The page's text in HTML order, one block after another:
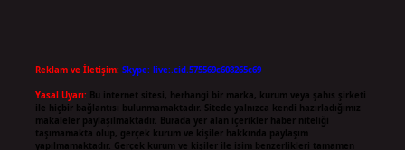
Reklam ve İletişim: Skype: live:.cid.575569c608265c69
Yasal Uyarı: Bu internet sitesi, herhangi bir marka, kurum veya şahıs şirketi
ile hiçbir bağlantısı bulunmamaktadır. Sitede yalnızca kendi hazırladığımız
makaleler paylaşılmaktadır. Burada yer alan içerikler haber niteliği
taşımamakta olup, gerçek kurum ve kişiler hakkında paylaşım
yapılmamaktadır. Gerçek kurum ve kişiler ile isim benzerlikleri tamamen